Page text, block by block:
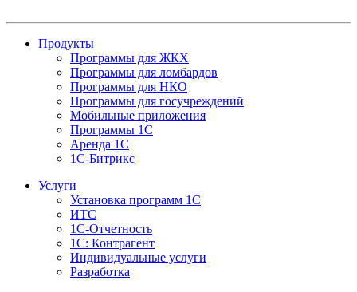
Продукты
Программы для ЖКХ
Программы для ломбардов
Программы для НКО
Программы для госучреждений
Мобильные приложения
Программы 1С
Аренда 1С
1С-Битрикс
Услуги
Установка программ 1С
ИТС
1С-Отчетность
1С: Контрагент
Индивидуальные услуги
Разработка